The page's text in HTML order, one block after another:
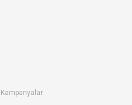
Kampanyalar